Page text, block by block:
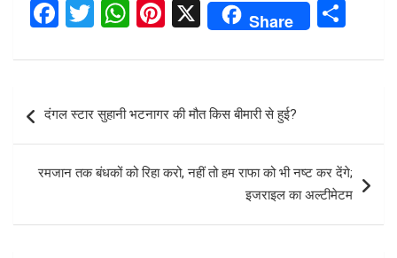
F
ce
o
o
k
T
tt
W
at
A
p
p
Pi
er
es
t
X Share
ar
navigation
दंगल स्टार सुहानी भटनागर की मौत किस बीमारी से हुई?
रमजान तक बंधकों को रिहा करो, नहीं तो हम राफा को भी नष्ट कर देंगे;
इजराइल का अल्टीमेटम